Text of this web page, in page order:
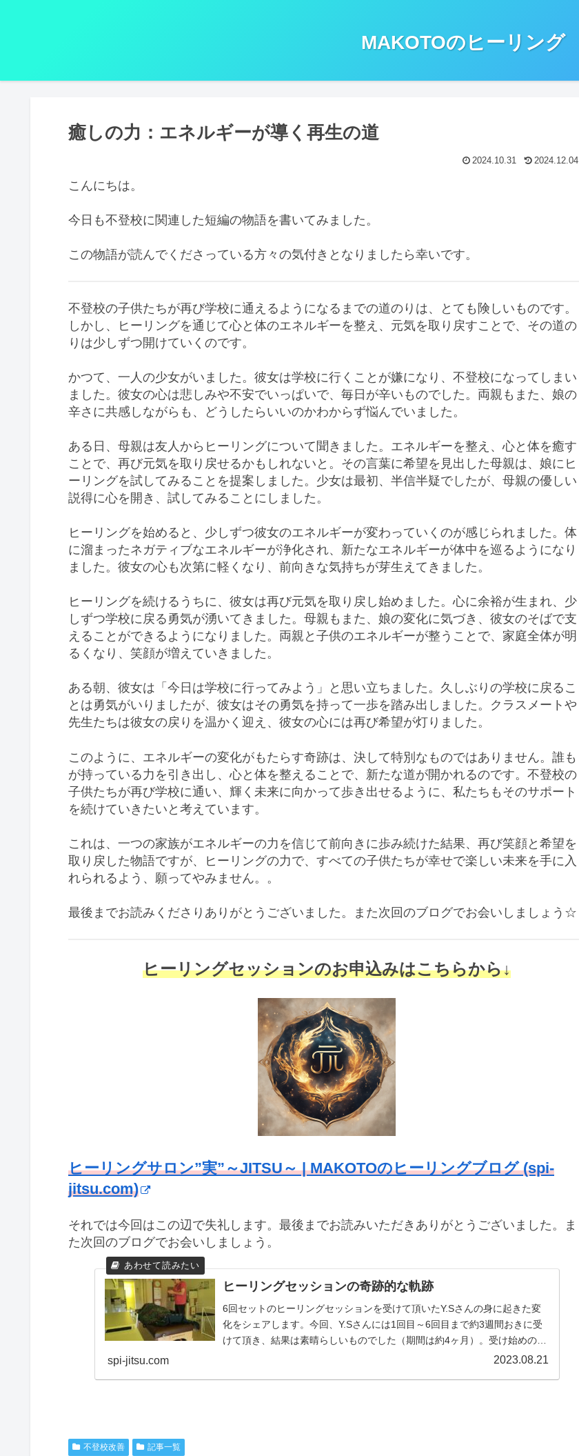
MAKOTOのヒーリング
癒しの力：エネルギーが導く再生の道
2024.10.31 2024.12.04
こんにちは。
今日も不登校に関連した短編の物語を書いてみました。
この物語が読んでくださっている方々の気付きとなりましたら幸いです。
不登校の子供たちが再び学校に通えるようになるまでの道のりは、とても険しいものです。
しかし、ヒーリングを通じて心と体のエネルギーを整え、元気を取り戻すことで、その道の
りは少しずつ開けていくのです。
かつて、一人の少女がいました。彼女は学校に行くことが嫌になり、不登校になってしまい
ました。彼女の心は悲しみや不安でいっぱいで、毎日が辛いものでした。両親もまた、娘の
辛さに共感しながらも、どうしたらいいのかわからず悩んでいました。
ある日、母親は友人からヒーリングについて聞きました。エネルギーを整え、心と体を癒す
ことで、再び元気を取り戻せるかもしれないと。その言葉に希望を見出した母親は、娘にヒ
ーリングを試してみることを提案しました。少女は最初、半信半疑でしたが、母親の優しい
説得に心を開き、試してみることにしました。
ヒーリングを始めると、少しずつ彼女のエネルギーが変わっていくのが感じられました。体
に溜まったネガティブなエネルギーが浄化され、新たなエネルギーが体中を巡るようになり
ました。彼女の心も次第に軽くなり、前向きな気持ちが芽生えてきました。
ヒーリングを続けるうちに、彼女は再び元気を取り戻し始めました。心に余裕が生まれ、少
しずつ学校に戻る勇気が湧いてきました。母親もまた、娘の変化に気づき、彼女のそばで支
えることができるようになりました。両親と子供のエネルギーが整うことで、家庭全体が明
るくなり、笑顔が増えていきました。
ある朝、彼女は「今日は学校に行ってみよう」と思い立ちました。久しぶりの学校に戻るこ
とは勇気がいりましたが、彼女はその勇気を持って一歩を踏み出しました。クラスメートや
先生たちは彼女の戻りを温かく迎え、彼女の心には再び希望が灯りました。
このように、エネルギーの変化がもたらす奇跡は、決して特別なものではありません。誰も
が持っている力を引き出し、心と体を整えることで、新たな道が開かれるのです。不登校の
子供たちが再び学校に通い、輝く未来に向かって歩き出せるように、私たちもそのサポート
を続けていきたいと考えています。
これは、一つの家族がエネルギーの力を信じて前向きに歩み続けた結果、再び笑顔と希望を
取り戻した物語ですが、ヒーリングの力で、すべての子供たちが幸せで楽しい未来を手に入
れられるよう、願ってやみません。。
最後までお読みくださりありがとうございました。また次回のブログでお会いしましょう☆
ヒーリングセッションのお申込みはこちらから↓
ヒーリングサロン”実”～JITSU～ | MAKOTOのヒーリングブログ (spi-
jitsu.com)
それでは今回はこの辺で失礼します。最後までお読みいただきありがとうございました。ま
た次回のブログでお会いしましょう。
ヒーリングセッションの奇跡的な軌跡
6回セットのヒーリングセッションを受けて頂いたY.Sさんの身に起きた変
化をシェアします。今回、Y.Sさんには1回目～6回目まで約3週間おきに受
けて頂き、結果は素晴らしいものでした（期間は約4ヶ月）。受け始めの頃
spi-jitsu.com 2023.08.21
不登校改善 記事一覧